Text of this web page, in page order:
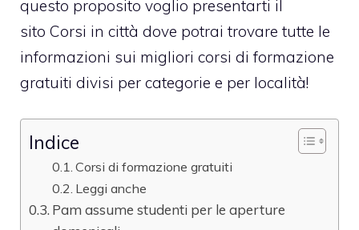
questo proposito voglio presentarti il
sito Corsi in città dove potrai trovare tutte le
informazioni sui migliori corsi di formazione
gratuiti divisi per categorie e per località!
Indice
Corsi di formazione gratuiti
Leggi anche
Pam assume studenti per le aperture